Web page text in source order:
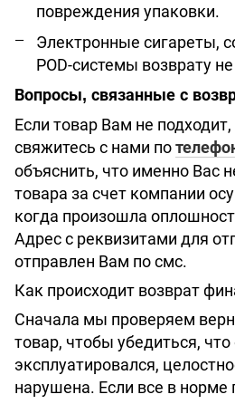
повреждения упаковки.
Электронные сигареты,
POD-системы возврату
Вопросы, связанные с
Если товар Вам не
свяжитесь с нами по
объяснить, что именно Вас
товара за счет компании
когда произошла
Адрес с реквизитами для
отправлен Вам по смс.
Как происходит возврат
Сначала мы проверяем
товар, чтобы убедиться, что
эксплуатировался,
нарушена. Если все в норме